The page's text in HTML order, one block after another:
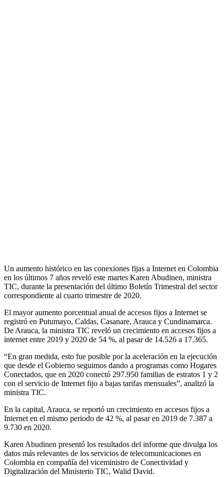
Un aumento histórico en las conexiones fijas a Internet en Colombia
en los últimos 7 años reveló este martes Karen Abudinen, ministra
TIC, durante la presentación del último Boletín Trimestral del sector
correspondiente al cuarto trimestre de 2020.
El mayor aumento porcentual anual de accesos fijos a Internet se
registró en Putumayo, Caldas, Casanare, Arauca y Cundinamarca.
De Arauca, la ministra TIC reveló un crecimiento en accesos fijos a
internet entre 2019 y 2020 de 54 %, al pasar de 14.526 a 17.365.
“En gran medida, esto fue posible por la aceleración en la ejecución
que desde el Gobierno seguimos dando a programas como Hogares
Conectados, que en 2020 conectó 297.950 familias de estratos 1 y 2
con el servicio de Internet fijo a bajas tarifas mensuales”, analizó la
ministra TIC.
En la capital, Arauca, se reportó un crecimiento en accesos fijos a
Internet en el mismo periodo de 42 %, al pasar en 2019 de 7.387 a
9.730 en 2020.
Karen Abudinen presentó los resultados del informe que divulga los
datos más relevantes de los servicios de telecomunicaciones en
Colombia en compañía del viceministro de Conectividad y
Digitalización del Ministerio TIC, Walid David.